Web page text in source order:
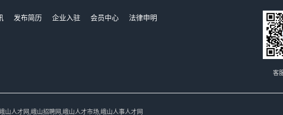
发布简历 企业入驻 会员中心
法律申明
客
山人才网,峨山招聘网,峨山人才市场,峨山人事人才网